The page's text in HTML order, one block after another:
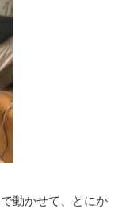
動かせて、とにか